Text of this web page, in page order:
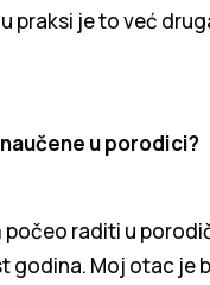
praksi je to već
u porodici?
počeo raditi u
godina. Moj otac je